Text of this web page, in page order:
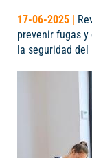
17-06-2025 |
prevenir fugas
la seguridad del